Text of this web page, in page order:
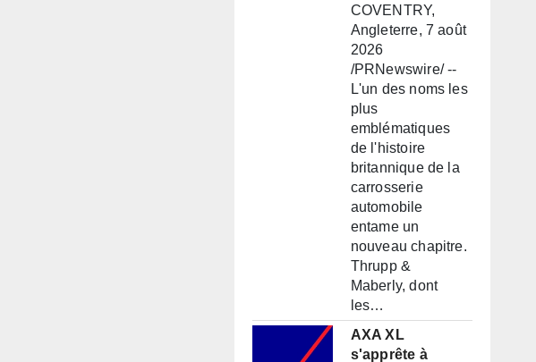
COVENTRY,
Angleterre, 7 août
2026
/PRNewswire/ --
L'un des noms les
plus
emblématiques
de l'histoire
britannique de la
carrosserie
automobile
entame un
nouveau chapitre.
Thrupp &
Maberly, dont
les…
AXA XL
s'apprête à